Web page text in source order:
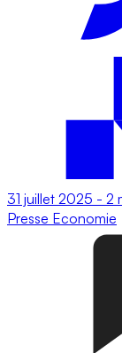
31 juillet 2025 - 2
Presse Economie